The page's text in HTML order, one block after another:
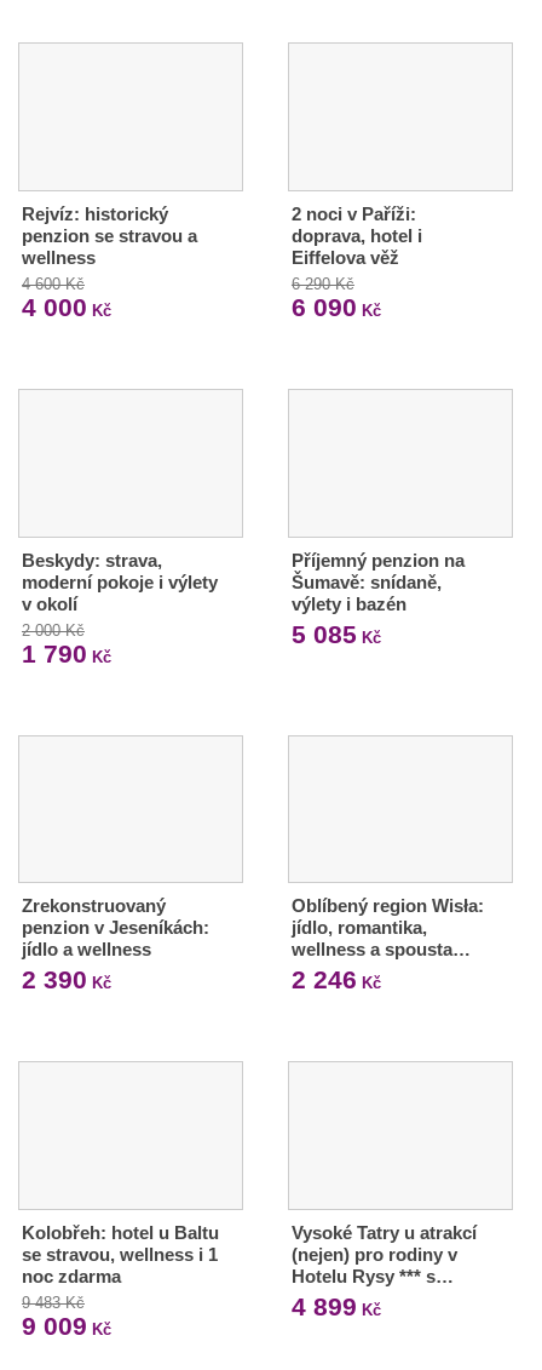
Rejvíz: historický
penzion se stravou a
wellness
4 600 Kč
4 000 Kč
2 noci v Paříži:
doprava, hotel i
Eiffelova věž
6 290 Kč
6 090 Kč
Beskydy: strava,
moderní pokoje i výlety
v okolí
2 000 Kč
1 790 Kč
Příjemný penzion na
Šumavě: snídaně,
výlety i bazén
5 085 Kč
Zrekonstruovaný
penzion v Jeseníkách:
jídlo a wellness
2 390 Kč
Oblíbený region Wisła:
jídlo, romantika,
wellness a spousta…
2 246 Kč
Kolobřeh: hotel u Baltu
se stravou, wellness i 1
noc zdarma
9 483 Kč
9 009 Kč
Vysoké Tatry u atrakcí
(nejen) pro rodiny v
Hotelu Rysy *** s…
4 899 Kč